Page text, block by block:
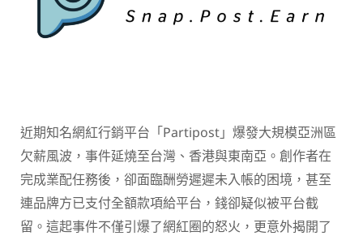
近期知名網紅行銷平台「Partipost」爆發大規模亞洲區
欠薪風波，事件延燒至台灣、香港與東南亞。創作者在
完成業配任務後，卻面臨酬勞遲遲未入帳的困境，甚至
連品牌方已支付全額款項給平台，錢卻疑似被平台截
留。這起事件不僅引爆了網紅圈的怒火，更意外揭開了